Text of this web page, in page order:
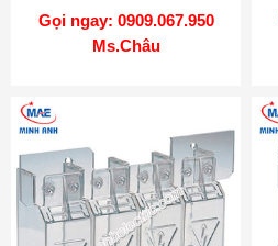
HZC206
Gọi ngay: 0909.067.950
Ms.Châu